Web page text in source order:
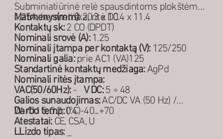
Subminiatiūrinė relė spausdintoms plokštėms
1,25A, hermetiška, ritė DC
Matmenys(mm):20.3 x 10.4 x 11.4
Kontaktų sk:2 CO (DPDT)
Nominali srovė (A):1.25
Nominali įtampa per kontaktą (V):125/250
Nominali galia:prie AC1 (VA)125
Standartinė kontaktų medžiaga:AgPd
Nominali ritės įtampa:
VAC(50/60Hz):- V DC:5 ÷ 48
Galios sunaudojimas:AC/DC VA (50 Hz) /
W-/0.15; 0.2; 0.4
Darbo temp:(°C)-40...+70
Atestatai:CE, CSA, U
LLizdo tipas: